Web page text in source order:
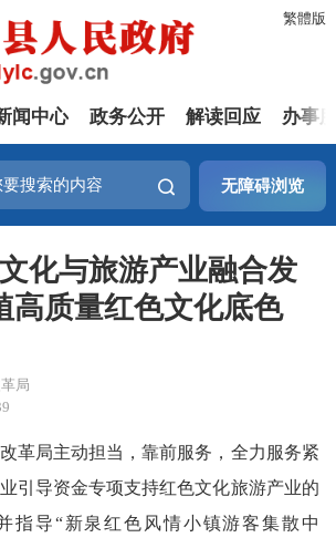
繁體版
闻中心 政务公开 解读回应 办事
无障碍浏览
化与旅游产业融合发
高质量红色文化底色
局
局主动担当，靠前服务，全力服务紧
引导资金专项支持红色文化旅游产业的
指导“新泉红色风情小镇游客集散中